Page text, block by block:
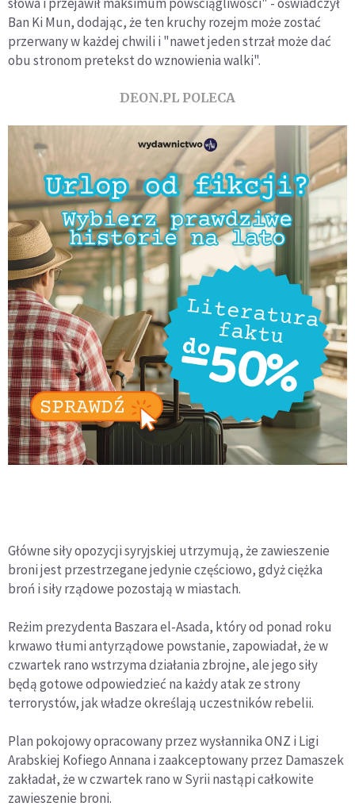
Ban Ki Mun, dodając, że ten kruchy rozejm może zostać
przerwany w każdej chwili i "nawet jeden strzał może dać
obu stronom pretekst do wznowienia walki".
DEON.PL POLECA
Główne siły opozycji syryjskiej utrzymują, że zawieszenie
broni jest przestrzegane jedynie częściowo, gdyż ciężka
broń i siły rządowe pozostają w miastach.
Reżim prezydenta Baszara el-Asada, który od ponad roku
krwawo tłumi antyrządowe powstanie, zapowiadał, że w
czwartek rano wstrzyma działania zbrojne, ale jego siły
będą gotowe odpowiedzieć na każdy atak ze strony
terrorystów, jak władze określają uczestników rebelii.
Plan pokojowy opracowany przez wysłannika ONZ i Ligi
Arabskiej Kofiego Annana i zaakceptowany przez Damaszek
zakładał, że w czwartek rano w Syrii nastąpi całkowite
zawieszenie broni.